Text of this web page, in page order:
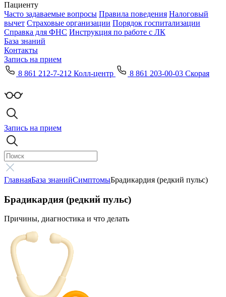
Пациенту
Часто задаваемые вопросы Правила поведения Налоговый
вычет Страховые организации Порядок госпитализации
Справка для ФНС Инструкция по работе с ЛК
База знаний
Контакты
Запись на прием
8 861 212-7-212 Колл-центр
8 861 203-00-03 Скорая
Запись на прием
ГлавнаяБаза знанийСимптомыБрадикардия (редкий пульс)
Брадикардия (редкий пульс)
Причины, диагностика и что делать